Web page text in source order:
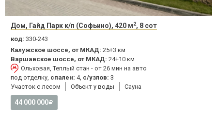
Дом, Гайд Парк к/п (Софьино), 420 м2, 8 сот
код: 330-243
Калужское шоссе, от МКАД: 25+3 км
Варшавское шоссе, от МКАД: 24+10 км
Ольховая, Теплый стан - от 26 мин на авто
под отделку, спален: 4, с/узлов: 3
Участок с лесом
Объект у воды Сауна
44 000 000